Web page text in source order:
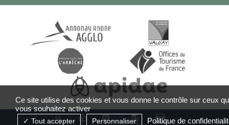
Ce site utilise des cookies et vous donne le contrôle sur ceux
vous souhaitez activer
Tout accepter Personnaliser Politique de